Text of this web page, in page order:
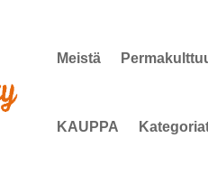
Meistä
KAUPPA